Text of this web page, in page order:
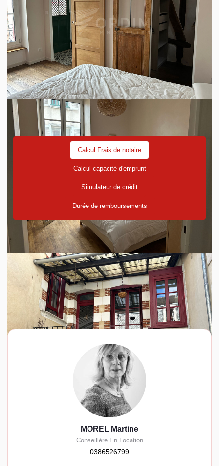
Montant estimé des dépenses annuelles d'énergie pour un
usage standard entre 1310€ et 1820€. Pour la date de
référence 01/01/2021.
Découvrez votre futur quartier
Avec votre expert GROUPE ORDIM
Calcul Frais de notaire
Calcul capacité d'emprunt
Simulateur de crédit
Durée de remboursements
MOREL Martine
Conseillère En Location
0386526799